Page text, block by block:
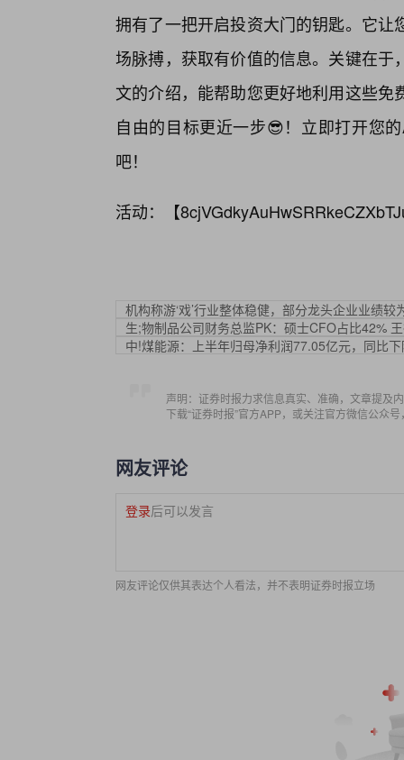
拥有了一把开启投资大门的钥匙。它
场脉搏，获取有价值的信息。关键在
文的介绍，能帮助您更好地利用这些
自由的目标更近一步😎！立即打开您
吧！
活动：【
机构称游‘戏’行业整体稳健，部分龙头企业业绩较
生;物制品公司财务总监PK：硕士CFO占比42%
中!煤能源：上半年归母净利润77.05亿元，同比
声明：证券时报力求信息真实、准确，文章提及
下载“证券时报”官方APP，或关注官方微信公众
网友评论
登录后可以发言
网友评论仅供其表达个人看法，并不表明证券时报立场